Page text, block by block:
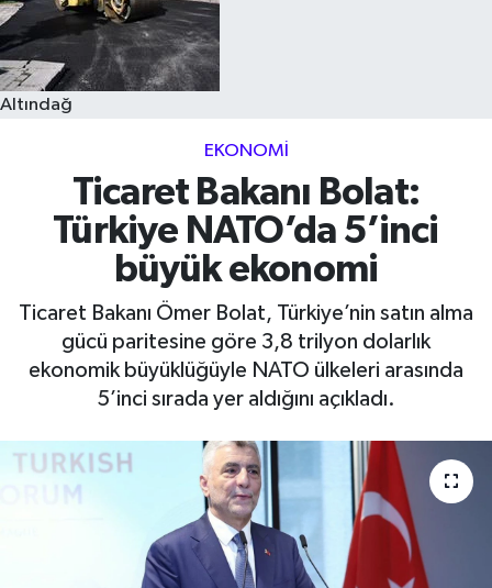
Altındağ
EKONOMI
Ticaret Bakanı Bolat:
Türkiye NATO’da 5’inci
büyük ekonomi
Ticaret Bakanı Ömer Bolat, Türkiye’nin satın alma
gücü paritesine göre 3,8 trilyon dolarlık
ekonomik büyüklüğüyle NATO ülkeleri arasında
5’inci sırada yer aldığını açıkladı.